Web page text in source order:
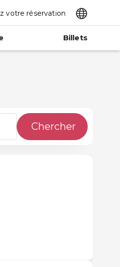
votre réservation
Billets
Chercher